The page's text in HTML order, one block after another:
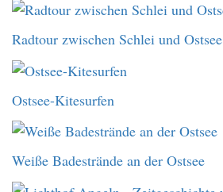
Radtour zwischen Schlei und Ostsee
Ostsee-Kitesurfen
Weiße Badestrände an der Ostsee